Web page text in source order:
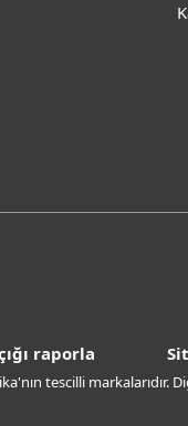
raporla
tescilli markalarıdır.